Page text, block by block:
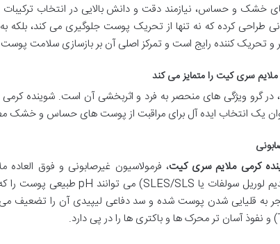
خشک و حساس، نیازمند دقت و دانش بالایی در انتخاب
طراحی کرده که نه تنها از تحریک پوست جلوگیری می کند،
و تحریک کننده رایج است و تمرکز اصلی آن بر بازسازی سلامت
سری کیت را متمایز می کند
در گرو ویژگی های منحصر به فرد و اثربخشی آن است. شوینده
یک انتخاب ایده آل برای مراقبت از پوست های حساس و خشک
کرمی ملایم سری کیت، فرمولاسیون غیرصابونی و فوق
به قلیایی شدن پوست شده و سد دفاعی لیپیدی آن را تضعیف